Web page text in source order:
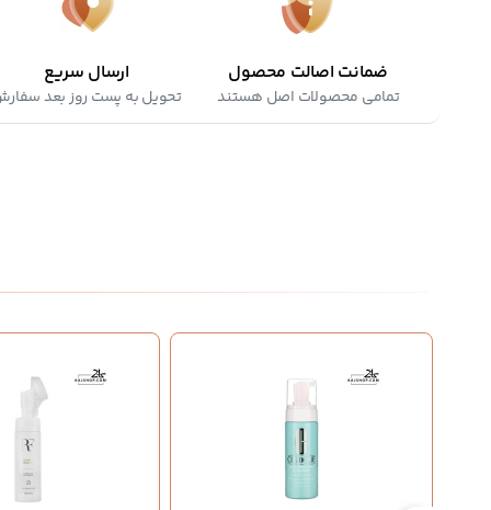
ضمانت اصالت محصول
تمامی محصولات اصل هستند
ارسال سریع
تحویل به پست روز بعد